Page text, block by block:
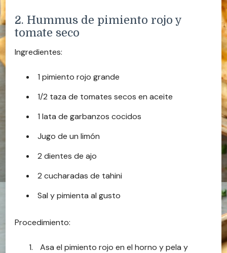
2. Hummus de pimiento rojo y
tomate seco
Ingredientes:
1 pimiento rojo grande
1/2 taza de tomates secos en aceite
1 lata de garbanzos cocidos
Jugo de un limón
2 dientes de ajo
2 cucharadas de tahini
Sal y pimienta al gusto
Procedimiento:
Asa el pimiento rojo en el horno y pela y